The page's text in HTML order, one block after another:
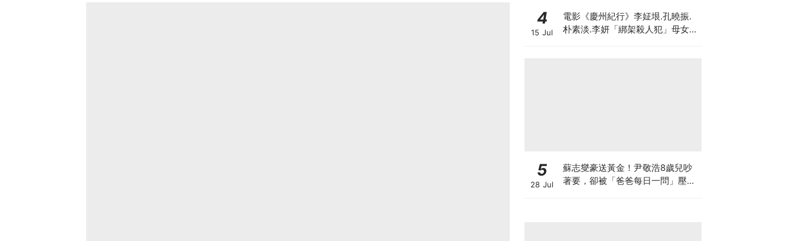
4
15 Jul
電影《慶州紀行》李姃垠.孔曉振.
朴素淡.李妍「綁架殺人犯」母女檔
5
28 Jul
蘇志燮豪送黃金！尹敬浩8歲兒吵
著要，卻被「爸爸每日一問」壓力